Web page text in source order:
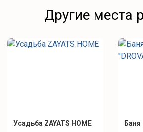
Другие места
Усадьба ZAYATS HOME Баня